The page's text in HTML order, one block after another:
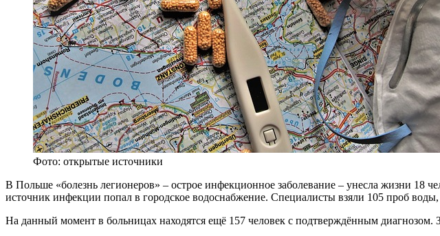
Фото: открытые источники
В Польше «болезнь легионеров» – острое инфекционное заболевание – унесла жизни 18
источник инфекции попал в городское водоснабжение. Специалисты взяли 105 проб
На данный момент в больницах находятся ещё 157 человек с подтверждённым диагнозом.